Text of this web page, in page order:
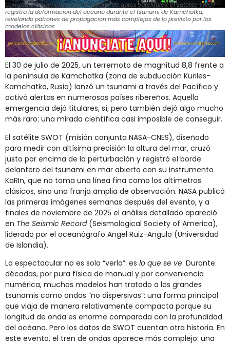
Composición generada por IA a partir de datos satelitales: el satélite SWOT
registra la deformación del océano durante el tsunami de Kamchatka,
revelando patrones de propagación más complejos de lo previsto por los
modelos clásicos
El 30 de julio de 2025, un terremoto de magnitud 8,8 frente a
la península de Kamchatka (zona de subducción Kuriles-
Kamchatka, Rusia) lanzó un tsunami a través del Pacífico y
activó alertas en numerosos países ribereños. Aquella
emergencia dejó titulares, sí; pero también dejó algo mucho
más raro: una mirada científica casi imposible de conseguir.
El satélite SWOT (misión conjunta NASA-CNES), diseñado
para medir con altísima precisión la altura del mar, cruzó
justo por encima de la perturbación y registró el borde
delantero del tsunami en mar abierto con su instrumento
KaRIn, que no toma una línea fina como los altímetros
clásicos, sino una franja amplia de observación. NASA publicó
las primeras imágenes semanas después del evento, y a
finales de noviembre de 2025 el análisis detallado apareció
en The Seismic Record(Seismological Society of America),
liderado por el oceanógrafo Angel Ruiz-Angulo (Universidad
de Islandia).
Lo espectacular no es solo “verlo”: es lo que se ve. Durante
décadas, por pura física de manual y por conveniencia
numérica, muchos modelos han tratado a los grandes
tsunamis como ondas “no dispersivas”: una forma principal
que viaja de manera relativamente compacta porque su
longitud de onda es enorme comparada con la profundidad
del océano. Pero los datos de SWOT cuentan otra historia. En
este evento, el tren de ondas aparece más complejo: una